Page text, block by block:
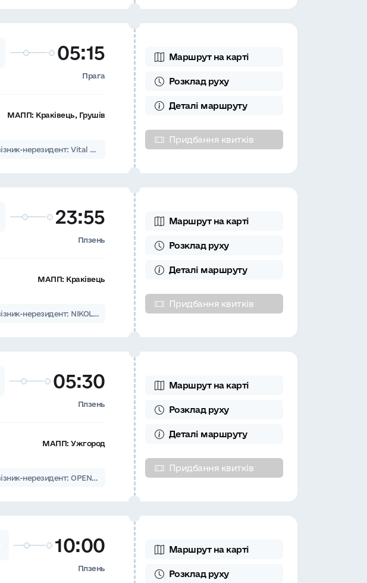
05:15
Прага
МАПП: Краківець, Грушів
Перевізник-нерезидент: Vital euro trans s.r.o.
Маршрут на карті
Розклад руху
Деталі маршруту
Придбання квитків
23:55
Плзень
МАПП: Краківець
Перевізник-нерезидент: NIKOLO s.r.o.
Маршрут на карті
Розклад руху
Деталі маршруту
Придбання квитків
05:30
Плзень
МАПП:Ужгород
Перевізник-нерезидент: OPENLINE Sp. z o. o., D.M.D.-GROUP spol. s. r. o.
Маршрут на карті
Розклад руху
Деталі маршруту
Придбання квитків
10:00
Плзень
Маршрут на карті
Розклад руху